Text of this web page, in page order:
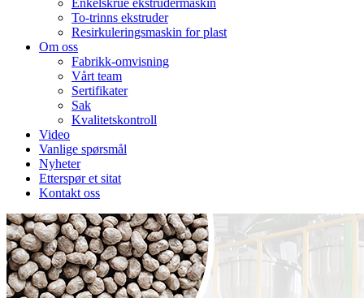
Enkelskrue ekstrudermaskin
To-trinns ekstruder
Resirkuleringsmaskin for plast
Om oss
Fabrikk-omvisning
Vårt team
Sertifikater
Sak
Kvalitetskontroll
Video
Vanlige spørsmål
Nyheter
Etterspør et sitat
Kontakt oss